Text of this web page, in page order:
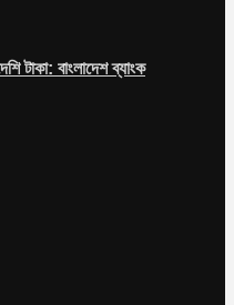
টাকা: বাংলাদেশ ব্যাংক